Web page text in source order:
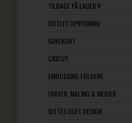
TILBAGE PÅ LAGER !!
OUTLET OPRYDNING
GAVEKORT
CRICUT
EMBOSSING FOLDERE
FARVER, MALING & MEDIER
GITTES EGET DESIGN